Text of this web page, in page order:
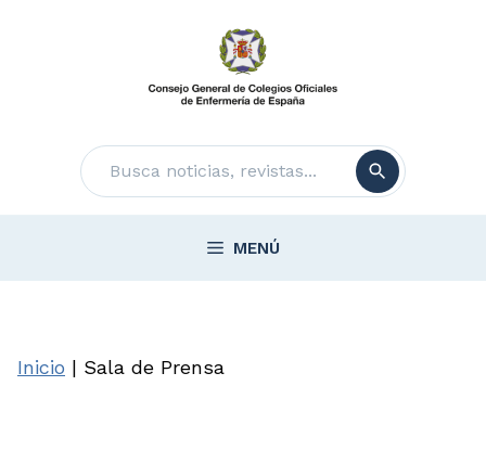
Buscar
MENÚ
Inicio | Sala de Prensa